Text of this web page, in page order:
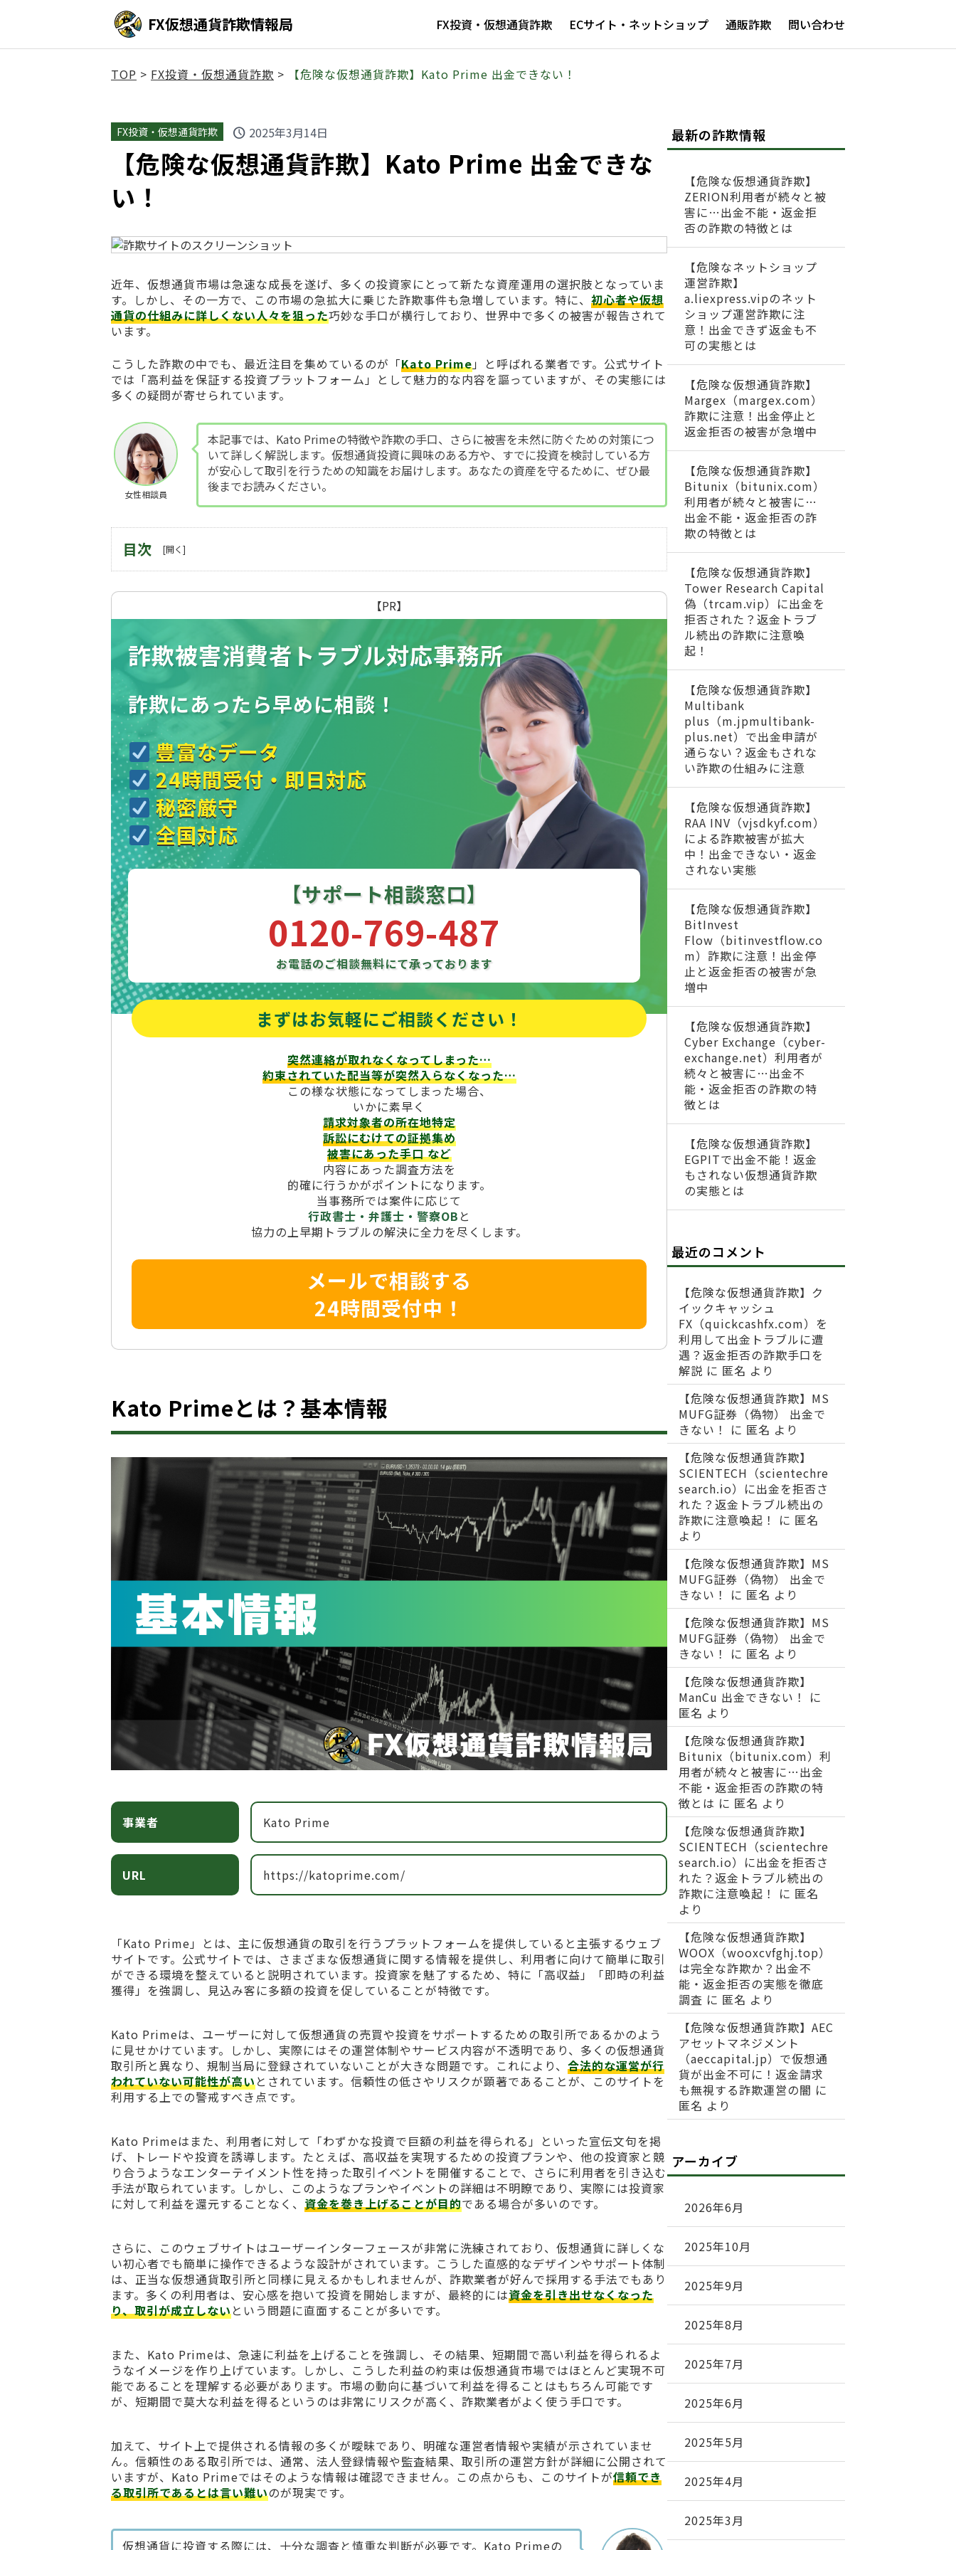
FX仮想通貨詐欺情報局 FX投資・仮想通貨詐欺 ECサイト・ネットショップ 通販詐欺 問い合わせ
TOP > FX投資・仮想通貨詐欺 > 【危険な仮想通貨詐欺】Kato Prime 出金できない！
FX投資・仮想通貨詐欺 schedule 2025年3月14日
【危険な仮想通貨詐欺】Kato Prime 出金できな
い！
近年、仮想通貨市場は急速な成長を遂げ、多くの投資家にとって新たな資産運用の選択肢となっていま
す。しかし、その一方で、この市場の急拡大に乗じた詐欺事件も急増しています。特に、 初心者や仮想
通貨の仕組みに詳しくない人々を狙った巧妙な手口が横行しており、世界中で多くの被害が報告されて
います。
こうした詐欺の中でも、最近注目を集めているのが「Kato Prime」と呼ばれる業者です。公式サイト
では「高利益を保証する投資プラットフォーム」として魅力的な内容を謳っていますが、その実態には
多くの疑問が寄せられています。
女性相談員
本記事では、Kato Primeの特徴や詐欺の手口、さらに被害を未然に防ぐための対策につ
いて詳しく解説します。仮想通貨投資に興味のある方や、すでに投資を検討している方
が安心して取引を行うための知識をお届けします。あなたの資産を守るために、ぜひ最
後までお読みください。
目次
【PR】
詐欺被害消費者トラブル対応事務所
詐欺にあったら早めに相談！
豊富なデータ
24時間受付・即日対応
秘密厳守
全国対応
【サポート相談窓口】
0120-769-487
お電話のご相談無料にて承っております
まずはお気軽にご相談ください！
突然連絡が取れなくなってしまった…
約束されていた配当等が突然入らなくなった…
この様な状態になってしまった場合、
いかに素早く
請求対象者の所在地特定
訴訟にむけての証拠集め
被害にあった手口など
内容にあった調査方法を
的確に行うかがポイントになります。
当事務所では案件に応じて
行政書士・弁護士・警察OB と
協力の上早期トラブルの解決に全力を尽くします。
メールで相談する
24時間受付中！
Kato Primeとは？基本情報
事業者 Kato Prime
URL https://katoprime.com/
「Kato Prime」とは、主に仮想通貨の取引を行うプラットフォームを提供していると主張するウェブ
サイトです。公式サイトでは、さまざまな仮想通貨に関する情報を提供し、利用者に向けて簡単に取引
ができる環境を整えていると説明されています。投資家を魅了するため、特に「高収益」「即時の利益
獲得」を強調し、見込み客に多額の投資を促していることが特徴です。
Kato Primeは、ユーザーに対して仮想通貨の売買や投資をサポートするための取引所であるかのよう
に見せかけています。しかし、実際にはその運営体制やサービス内容が不透明であり、多くの仮想通貨
取引所と異なり、規制当局に登録されていないことが大きな問題です。これにより、 合法的な運営が行
われていない可能性が高いとされています。信頼性の低さやリスクが顕著であることが、このサイトを
利用する上での警戒すべき点です。
Kato Primeはまた、利用者に対して「わずかな投資で巨額の利益を得られる」といった宣伝文句を掲
げ、トレードや投資を誘導します。たとえば、高収益を実現するための投資プランや、他の投資家と競
り合うようなエンターテイメント性を持った取引イベントを開催することで、さらに利用者を引き込む
手法が取られています。しかし、このようなプランやイベントの詳細は不明瞭であり、実際には投資家
に対して利益を還元することなく、 資金を巻き上げることが目的である場合が多いのです。
さらに、このウェブサイトはユーザーインターフェースが非常に洗練されており、仮想通貨に詳しくな
い初心者でも簡単に操作できるような設計がされています。こうした直感的なデザインやサポート体制
は、正当な仮想通貨取引所と同様に見えるかもしれませんが、詐欺業者が好んで採用する手法でもあり
ます。多くの利用者は、安心感を抱いて投資を開始しますが、最終的には資金を引き出せなくなった
り、取引が成立しないという問題に直面することが多いです。
また、Kato Primeは、急速に利益を上げることを強調し、その結果、短期間で高い利益を得られるよ
うなイメージを作り上げています。しかし、こうした利益の約束は仮想通貨市場ではほとんど実現不可
能であることを理解する必要があります。市場の動向に基づいて利益を得ることはもちろん可能です
が、短期間で莫大な利益を得るというのは非常にリスクが高く、詐欺業者がよく使う手口です。
加えて、サイト上で提供される情報の多くが曖昧であり、明確な運営者情報や実績が示されていませ
ん。信頼性のある取引所では、通常、法人登録情報や監査結果、取引所の運営方針が詳細に公開されて
いますが、Kato Primeではそのような情報は確認できません。この点からも、このサイトが信頼でき
る取引所であるとは言い難いのが現実です。
仮想通貨に投資する際には、十分な調査と慎重な判断が必要です。Kato Primeの
最新の詐欺情報
【危険な仮想通貨詐欺】
ZERION利用者が続々と被
害に…出金不能・返金拒
否の詐欺の特徴とは
【危険なネットショップ
運営詐欺】
a.liexpress.vipのネット
ショップ運営詐欺に注
意！出金できず返金も不
可の実態とは
【危険な仮想通貨詐欺】
Margex（margex.com）
詐欺に注意！出金停止と
返金拒否の被害が急増中
【危険な仮想通貨詐欺】
Bitunix（bitunix.com）
利用者が続々と被害に…
出金不能・返金拒否の詐
欺の特徴とは
【危険な仮想通貨詐欺】
Tower Research Capital
偽（trcam.vip）に出金を
拒否された？返金トラブ
ル続出の詐欺に注意喚
起！
【危険な仮想通貨詐欺】
Multibank
plus（m.jpmultibank-
plus.net）で出金申請が
通らない？返金もされな
い詐欺の仕組みに注意
【危険な仮想通貨詐欺】
RAA INV（vjsdkyf.com）
による詐欺被害が拡大
中！出金できない・返金
されない実態
【危険な仮想通貨詐欺】
BitInvest
Flow（bitinvestflow.co
m）詐欺に注意！出金停
止と返金拒否の被害が急
増中
【危険な仮想通貨詐欺】
Cyber Exchange（cyber-
exchange.net）利用者が
続々と被害に…出金不
能・返金拒否の詐欺の特
徴とは
【危険な仮想通貨詐欺】
EGPITで出金不能！返金
もされない仮想通貨詐欺
の実態とは
最近のコメント
【危険な仮想通貨詐欺】ク
イックキャッシュ
FX（quickcashfx.com）を
利用して出金トラブルに遭
遇？返金拒否の詐欺手口を
解説 に 匿名 より
【危険な仮想通貨詐欺】MS
MUFG証券（偽物） 出金で
きない！
に 匿名 より
【危険な仮想通貨詐欺】
SCIENTECH（scientechre
search.io）に出金を拒否さ
れた？返金トラブル続出の
詐欺に注意喚起！
に 匿名
より
【危険な仮想通貨詐欺】MS
MUFG証券（偽物） 出金で
きない！
に 匿名 より
【危険な仮想通貨詐欺】MS
MUFG証券（偽物） 出金で
きない！
に 匿名 より
【危険な仮想通貨詐欺】
ManCu 出金できない！
に
匿名 より
【危険な仮想通貨詐欺】
Bitunix（bitunix.com）利
用者が続々と被害に…出金
不能・返金拒否の詐欺の特
徴とは に 匿名 より
【危険な仮想通貨詐欺】
SCIENTECH（scientechre
search.io）に出金を拒否さ
れた？返金トラブル続出の
詐欺に注意喚起！
に 匿名
より
【危険な仮想通貨詐欺】
WOOX（wooxcvfghj.top）
は完全な詐欺か？出金不
能・返金拒否の実態を徹底
調査 に 匿名 より
【危険な仮想通貨詐欺】AEC
アセットマネジメント
（aeccapital.jp）で仮想通
貨が出金不可に！返金請求
も無視する詐欺運営の闇 に
匿名 より
アーカイブ
2026年6月
2025年10月
2025年9月
2025年8月
2025年7月
2025年6月
2025年5月
2025年4月
2025年3月